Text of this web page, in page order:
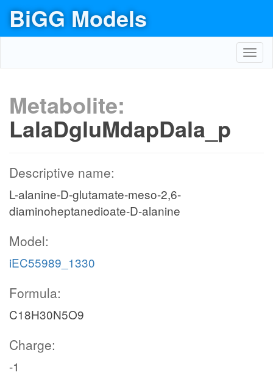
BiGG Models
Metabolite:
LalaDgluMdapDala_p
Descriptive name:
L-alanine-D-glutamate-meso-2,6-
diaminoheptanedioate-D-alanine
Model:
iEC55989_1330
Formula:
C18H30N5O9
Charge:
-1